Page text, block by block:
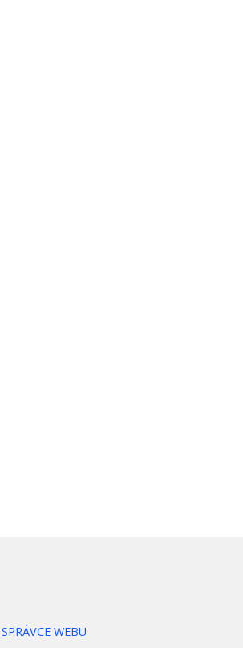
SPRÁVCE WEBU